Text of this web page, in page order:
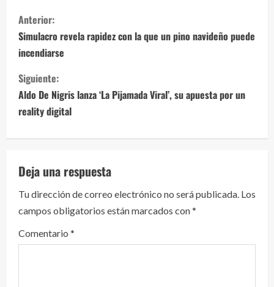
S
i
g
u
e
l
e
y
e
n
Anterior:
Simulacro revela rapidez con la que un pino navideño puede
incendiarse
Siguiente:
Aldo De Nigris lanza ‘La Pijamada Viral’, su apuesta por un
reality digital
Deja una respuesta
Tu dirección de correo electrónico no será publicada. Los
campos obligatorios están marcados con*
Comentario *